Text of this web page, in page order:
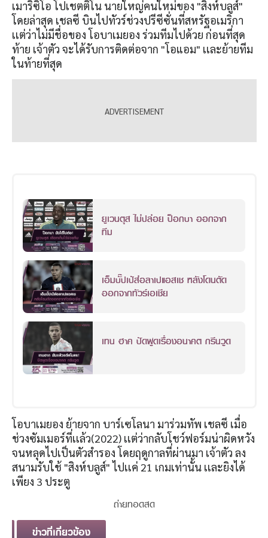
เมาริซิโอ โปเชตติโน นายใหญ่คนใหม่ของ "สิงห์บลูส์"
โดยล่าสุด เชลซี บินไปทัวร์ช่วงปรีซีซั่นที่สหรัฐอเมริกา
เเต่ว่าไม่มีชื่อของ โอบาเมยอง ร่วมทีมไปด้วย ก่อนที่สุด
ท้าย เจ้าตัว จะได้รับการติดต่อจาก "โอแอม" เเละย้ายทีม
ในท้ายที่สุด
ยูเวนตุส ไม่ปล่อย ป็อกบา ออกจาก
ทีม
เอ็มบั๊ปเป้ส่อลาเปแอสเช หลังโดนตัด
ออกจากทัวร์เอเชีย
เทน ฮาค ปัดพูดเรื่องอนาคต กรีนวูด
โอบาเมยอง ย้ายจาก บาร์เซโลนา มาร่วมทัพ เชลซี เมื่อ
ช่วงซัมเมอร์ที่เเล้ว(2022) เเต่ว่ากลับโชว์ฟอร์มน่าผิดหวัง
จนหลุดไปเป็นตัวสำรอง โดยฤดูกาลที่ผ่านมา เจ้าตัว ลง
สนามรับใช้ "สิงห์บลูส์" ไปเเค่ 21 เกมเท่านั้น เเละยิงได้
เพียง 3 ประตู
ถ่ายทอดสด
ข่าวที่เกี่ยวข้อง